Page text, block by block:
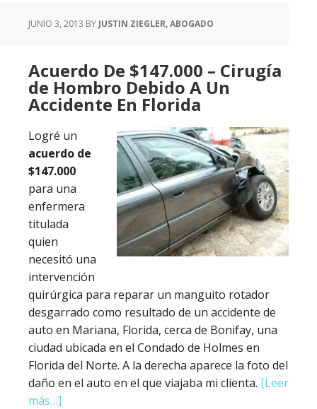
JUNIO 3, 2013 BY JUSTIN ZIEGLER, ABOGADO
Acuerdo De $147.000 – Cirugía
de Hombro Debido A Un
Accidente En Florida
Logré un
acuerdo de
$147.000
para una
enfermera
titulada
quien
necesitó una
intervención
quirúrgica para reparar un manguito rotador
desgarrado como resultado de un accidente de
auto en Mariana, Florida, cerca de Bonifay, una
ciudad ubicada en el Condado de Holmes en
Florida del Norte. A la derecha aparece la foto del
daño en el auto en el que viajaba mi clienta. [Leer
más…]